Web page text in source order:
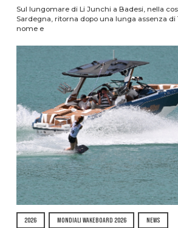
Sul lungomare di Li Junchi a Badesi, nella
Sardegna, ritorna dopo una lunga assenza di
nome e
2026 MONDIALI WAKEBOARD 2026 NEWS